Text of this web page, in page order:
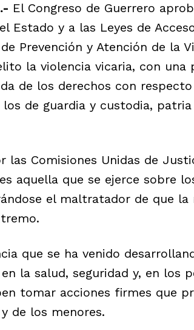
El Congreso de Guerrero
Estado y a las Leyes de
Prevención y Atención de la
la violencia vicaria, con una
de los derechos con
de guardia y custodia,
Comisiones Unidas de
aquella que se ejerce sobre
el maltratador de que la
que se ha venido
la salud, seguridad y, en los
tomar acciones firmes que
de los menores.